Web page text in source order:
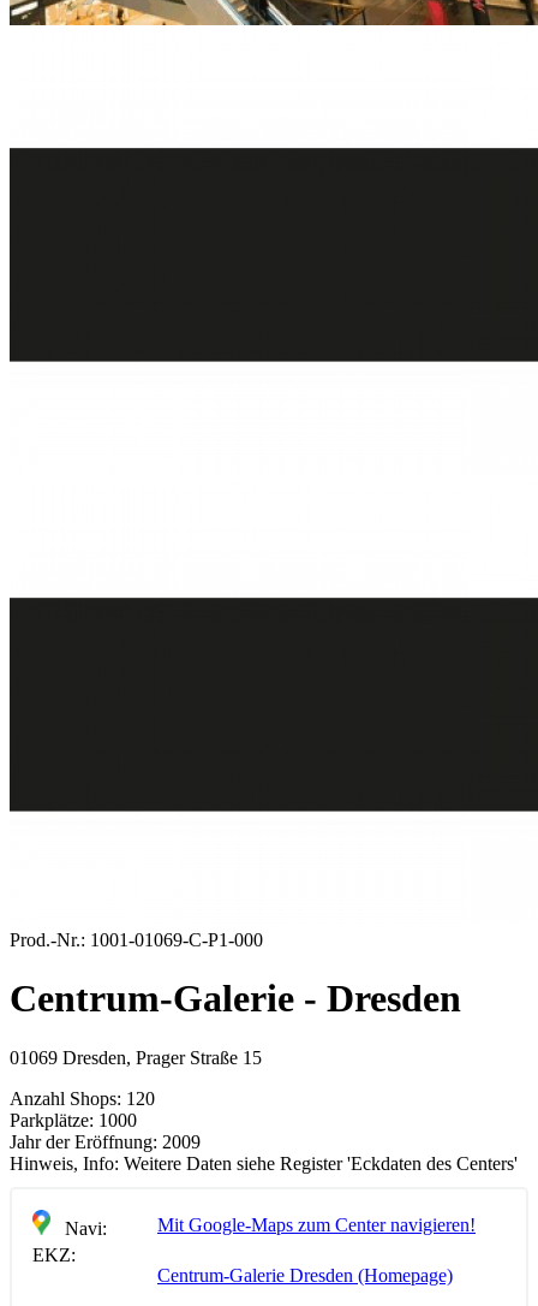
Prod.-Nr.: 1001-01069-C-P1-000
Centrum-Galerie - Dresden
01069 Dresden, Prager Straße 15
Anzahl Shops: 120
Parkplätze: 1000
Jahr der Eröffnung: 2009
Hinweis, Info: Weitere Daten siehe Register 'Eckdaten des Centers'
Navi:
Mit Google-Maps zum Center navigieren!
EKZ:
Centrum-Galerie Dresden (Homepage)